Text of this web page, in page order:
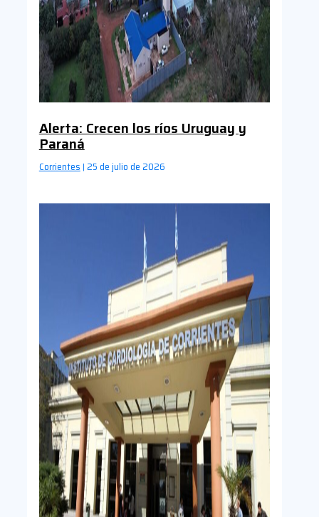
Alerta: Crecen los ríos Uruguay y
Paraná
Corrientes | 25 de julio de 2026